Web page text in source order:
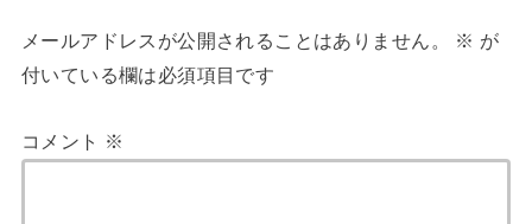
メールアドレスが公開されることはありません。 ※ が
付いている欄は必須項目です
コメント ※